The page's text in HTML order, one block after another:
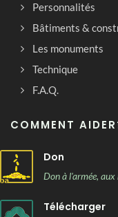
Personnalités
Bâtiments &
Les monuments
Technique
F.A.Q.
COMMENT
Don
Don à l'armée,
Télécharger